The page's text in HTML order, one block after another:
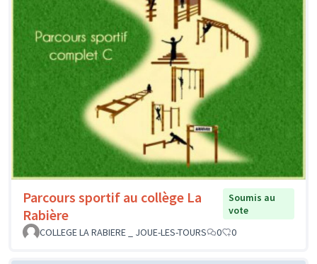
Parcours sportif au collège La
Rabière
Soumis au
vote
COLLEGE LA RABIERE _ JOUE-LES-TOURS
0 0